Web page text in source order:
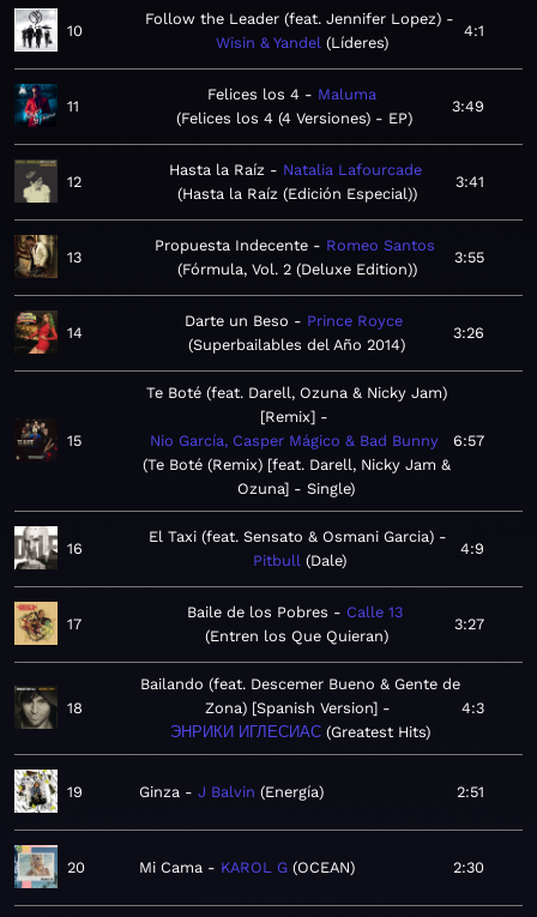
10
Follow the Leader (feat. Jennifer Lopez)
Wisin & Yandel Líderes
4:1
11
Felices los 4
Maluma
Felices los 4 (4 Versiones) - EP
3:49
12
Hasta la Raíz
Natalia Lafourcade
Hasta la Raíz (Edición Especial)
3:41
13
Propuesta Indecente
Romeo Santos
Fórmula, Vol. 2 (Deluxe Edition)
3:55
14
Darte un Beso
Prince Royce
Superbailables del Año 2014
3:26
15
Te Boté (feat. Darell, Ozuna & Nicky Jam)
[Remix]
Nio García, Casper Mágico & Bad Bunny
Te Boté (Remix) [feat. Darell, Nicky Jam &
Ozuna] - Single
6:57
16
El Taxi (feat. Sensato & Osmani Garcia)
Pitbull Dale
4:9
17
Baile de los Pobres
Calle 13
Entren los Que Quieran
3:27
18
Bailando (feat. Descemer Bueno & Gente de
Zona) [Spanish Version]
ЭНРИКИ ИГЛЕСИАС Greatest Hits
4:3
19 Ginza J Balvin Energía 2:51
20 Mi Cama KAROL G OCEAN 2:30